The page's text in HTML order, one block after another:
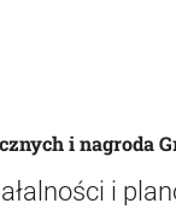
i nagroda
i